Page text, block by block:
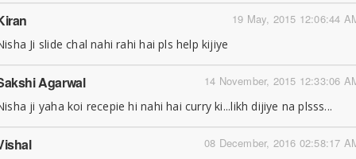
19 May, 2015 12:06:44
Ji slide chal nahi rahi hai pls help kijiye
14 November, 2015 12:33:06
Agarwal
ji yaha koi recepie hi nahi hai curry ki...likh dijiye na plsss...
08 December, 2016 02:58:17